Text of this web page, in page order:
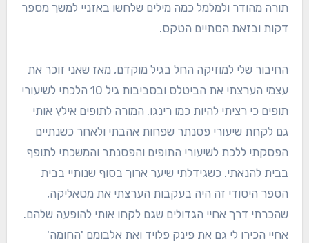
תורה מהודר ולמלמל כמה מילים שלחשו באזניי למשך מספר
דקות ובזאת הסתיים הטקס.
החיבור שלי למוזיקה החל בגיל מוקדם, מאז שאני זוכר את
עצמי הערצתי את הביטלס ובסביבות גיל 10 הלכתי לשיעורי
תופים כי רציתי להיות כמו רינגו. המורה לתופים אילץ אותי
גם לקחת שיעורי פסנתר שפחות אהבתי ולאחר כשנתיים
הפסקתי ללכת לשיעורי התופים והפסנתר והמשכתי לתופף
בבית להנאתי. כשגידלתי שיער ארוך בסוף שנותיי בבית
הספר היסודי זה היה בעקבות הערצתי את מטאליקה,
שהכרתי דרך אחיי הגדולים שגם לקחו אותי להופעה שלהם.
אחיי הכירו לי גם את פינק פלויד ואת אלבומם 'החומה'